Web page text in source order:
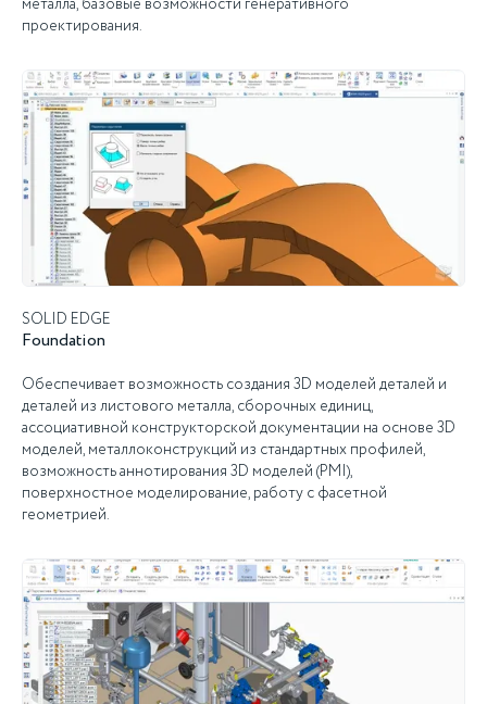
металла, базовые возможности генеративного
проектирования.
SOLID EDGE
Foundation
Обеспечивает возможность создания 3D моделей деталей и
деталей из листового металла, сборочных единиц,
ассоциативной конструкторской документации на основе 3D
моделей, металлоконструкций из стандартных профилей,
возможность аннотирования 3D моделей (PMI),
поверхностное моделирование, работу с фасетной
геометрией.